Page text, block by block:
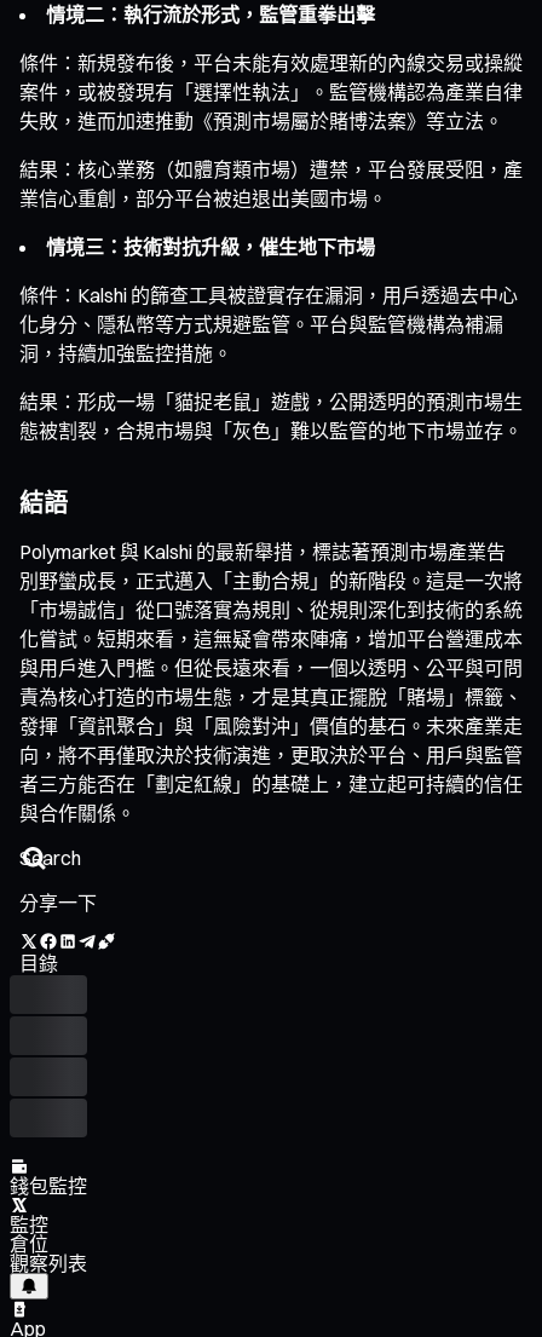
情境二：執行流於形式，監管重拳出擊
條件：新規發布後，平台未能有效處理新的內線交易或操縱
案件，或被發現有「選擇性執法」。監管機構認為產業自律
失敗，進而加速推動《預測市場屬於賭博法案》等立法。
結果：核心業務（如體育類市場）遭禁，平台發展受阻，產
業信心重創，部分平台被迫退出美國市場。
情境三：技術對抗升級，催生地下市場
條件：Kalshi 的篩查工具被證實存在漏洞，用戶透過去中心
化身分、隱私幣等方式規避監管。平台與監管機構為補漏
洞，持續加強監控措施。
結果：形成一場「貓捉老鼠」遊戲，公開透明的預測市場生
態被割裂，合規市場與「灰色」難以監管的地下市場並存。
結語
Polymarket 與 Kalshi 的最新舉措，標誌著預測市場產業告
別野蠻成長，正式邁入「主動合規」的新階段。這是一次將
「市場誠信」從口號落實為規則、從規則深化到技術的系統
化嘗試。短期來看，這無疑會帶來陣痛，增加平台營運成本
與用戶進入門檻。但從長遠來看，一個以透明、公平與可問
責為核心打造的市場生態，才是其真正擺脫「賭場」標籤、
發揮「資訊聚合」與「風險對沖」價值的基石。未來產業走
向，將不再僅取決於技術演進，更取決於平台、用戶與監管
者三方能否在「劃定紅線」的基礎上，建立起可持續的信任
與合作關係。
分享一下
目錄
錢包監控
監控
倉位
觀察列表
App